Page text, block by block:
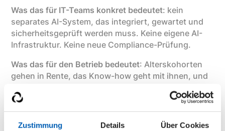
Zustimmung Details Über Cookies
Was das für IT-Teams konkret bedeutet: kein
separates AI-System, das integriert, gewartet und
sicherheitsgeprüft werden muss. Keine eigene AI-
Infrastruktur. Keine neue Compliance-Prüfung.
Was das für den Betrieb bedeutet: Alterskohorten
gehen in Rente, das Know-how geht mit ihnen, und
Routineaufgaben binden Kapazitäten, die für
strategische Arbeit fehlen. Vertical AI fängt genau
das strukturell auf: nicht als Ersatz für qualifizierte